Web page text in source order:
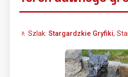
🚶 Szlak: Stargardzkie Gryfiki,